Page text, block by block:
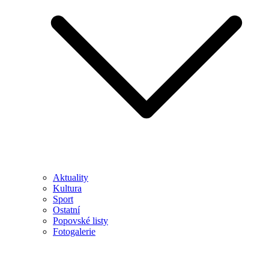
Aktuality
Kultura
Sport
Ostatní
Popovské listy
Fotogalerie